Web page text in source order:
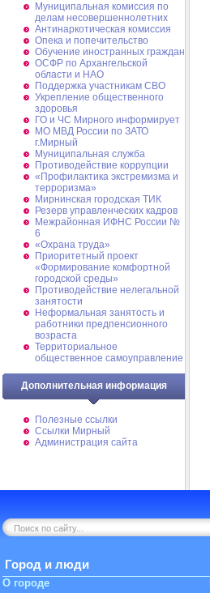
Муниципальная комиссия по
делам несовершеннолетних
Антинаркотическая комиссия
Опека и попечительство
Обучение иностранных граждан
ОСФР по Архангельской
области и НАО
Поддержка участникам СВО
Укрепление общественного
здоровья
ГО и ЧС Мирного информирует
МО МВД России по ЗАТО
г.Мирный
Муниципальная cлужба
Противодействие коррупции
«Профилактика экстремизма и
терроризма»
Мирнинская городская ТИК
Резерв управленческих кадров
Межрайонная ИФНС России №
6
«Охрана труда»
Приоритетный проект
«Формирование комфортной
городской среды»
Противодействие нелегальной
занятости
Неформальная занятость и
работники предпенсионного
возраста
Территориальное
общественное самоуправление
Дополнительная информация
Полезные ссылки
Ссылки Мирный
Администрация сайта
Город и люди
О городе